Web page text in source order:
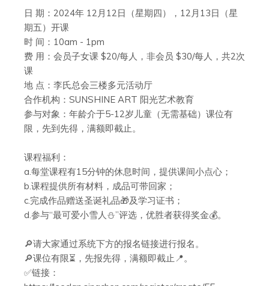
日 期：2024年 12月12日（星期四），12月13日（星
期五）开课
时 间：10am - 1pm
费 用：会员子女课 $20/每人，非会员 $30/每人，共2次
课
地 点：李氏总会三楼多元活动厅
合作机构：SUNSHINE ART 阳光艺术教育
参与对象：年龄介于5-12岁儿童（无需基础）课位有
限，先到先得，满额即截止。
课程福利：
a.每堂课程有15分钟的休息时间，提供课间小点心；
b.课程提供所有材料，成品可带回家；
c.完成作品赠送圣诞礼品🎁及学习证书；
d.参与“最可爱小雪人⛄️”评选，优胜者获得奖金💰。
🔎请大家通过系统下方的报名链接进行报名。
🔎课位有限⏳，先报先得，满额即截止📍。
✅链接：